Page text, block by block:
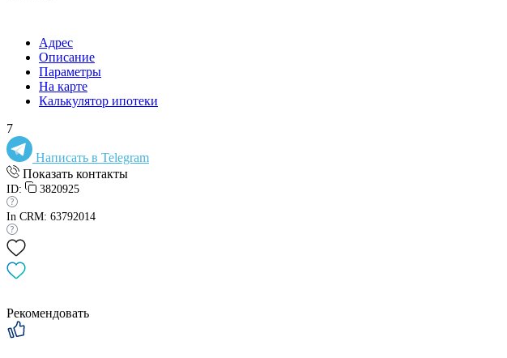
Адрес
Описание
Параметры
На карте
Калькулятор ипотеки
7
Написать в Telegram
Показать контакты
ID: 3820925
In CRM: 63792014
Рекомендовать